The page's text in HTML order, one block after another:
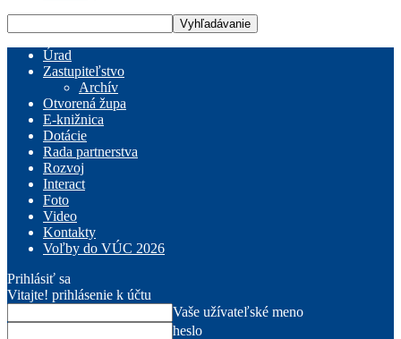
Úrad
Zastupiteľstvo
Archív
Otvorená župa
E-knižnica
Dotácie
Rada partnerstva
Rozvoj
Interact
Foto
Video
Kontakty
Voľby do VÚC 2026
Prihlásiť sa
Vitajte! prihlásenie k účtu
Vaše užívateľské meno
heslo